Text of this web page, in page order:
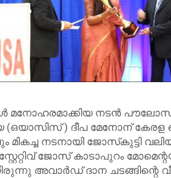
മനോഹരമാക്കിയ നടൻ പൗലോസ്
(ഒയാസിസ് ) ദീപ മേനോന്
മികച്ച നടനായി ജോസ്‌കുട്ടി
ജോസ് കാടാപുറം
അവാർഡ് ദാന ചടങ്ങിന്റെ